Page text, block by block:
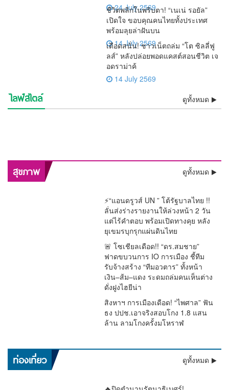
24 July 2569
ชีวิตพลิกในพริบตา! “เนเน่ รอยัล”
เปิดใจ ขอบคุณคนไทยทั้งประเทศ
พร้อมลุยล่าฝันบน
14 July 2569
เดือดสนั่น! ชาวเน็ตถล่ม “โต ซิลลี่ฟู
ลส์” หลังปล่อยพอดแคสต์สอนชีวิต เจ
อดราม่าค้
14 July 2569
ไลฟ์สไตล์ ดูทั้งหมด
⚡ช็อกวงการ! พบแล้วร่าง “เต้
ดราก้อนไฟว์” ลอยแม่น้ำ
💯งดงามสมศักดิ์ศรีศิลป์ไทย!!
รองราชเลขาฯ เป็นประธาน
ชีวิตพลิกในพริบตา! “เนเน่
รอยัล” เปิดใจ ขอบคุณคนไทย
เดือดสนั่น! ชาวเน็ตถล่ม “โต ซิ
ลลี่ฟูลส์” หลังปล่อยพอดแคสต์
ว้าวทั้งโลก! AGT โพสต์คลิป
🚨 ด่วน! “หนุ่ม กรรชัย” เปิดผล
อิสรภาพคืนร็อกสตาร์!! “เสก
ช็อกวงการบันเทิง !! ศาลสั่งคุก
กำลังใจใกล้ชิด
สุขภาพ ดูทั้งหมด
พลิกสุขภาพกรุงเทพฯ! “หมอนันทวัน” ชง 3 ยุทธศาสตร์ใหญ่
ทลายคอขวดระบบรักษา
⚡“แอนดรูวส์ UN ” โต้รัฐบาลไทย !!
ลั่นส่งร่างรายงานให้ล่วงหน้า 2 วัน
แต่ไร้คำตอบ พร้อมเปิดทางคุย หลัง
ยุเขมรบุกรุกแผ่นดินไทย
🚨 โซเชียลเดือด!! “ดร.สมชาย”
ฟาดขบวนการ IO การเมือง ชี้ทีม
รับจ้างสร้าง “ทีมอวตาร” ทั้งหน้า
เงิน–ส้ม–แดง ระดมถล่มคนเห็นต่าง
ดั่งฝูงไฮยีน่า
สิงหาฯ การเมืองเดือด! “ไพศาล” ฟัน
ธง ปปช.เอาจริงสอบโกง 1.8 แสน
ล้าน ลามโกงครั้งมโหราฬ
ท่องเที่ยว ดูทั้งหมด
เตือนด่วน !! อุตุฯ ชี้ฝนถล่มทั่วไทย “ตะวันออก–อันดามัน” หนัก
มาก กทม.โดน 60% ระวังน้ำท่วม